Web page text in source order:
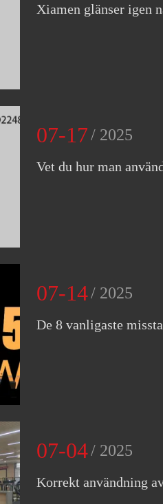
Xiamen glänser igen
07-17/ 2025
Vet du hur man
07-14/ 2025
De 8 vanligaste
07-04/ 2025
Korrekt användning